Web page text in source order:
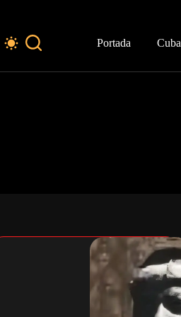
Portada Cuba